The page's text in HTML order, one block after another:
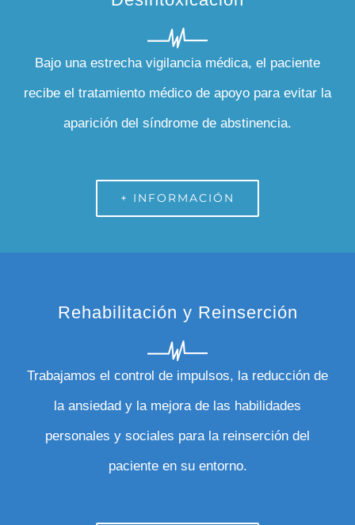
Bajo una estrecha vigilancia médica, el paciente
recibe el tratamiento médico de apoyo para evitar la
aparición del síndrome de abstinencia.
+ INFORMACIÓN
Rehabilitación y Reinserción
Trabajamos el control de impulsos, la reducción de
la ansiedad y la mejora de las habilidades
personales y sociales para la reinserción del
paciente en su entorno.